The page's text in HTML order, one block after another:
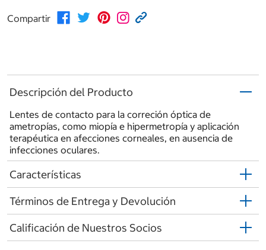
Compartir
Descripción del Producto
Lentes de contacto para la correción óptica de
ametropías, como miopía e hipermetropía y aplicación
terapéutica en afecciones corneales, en ausencia de
infecciones oculares.
Características
Términos de Entrega y Devolución
Calificación de Nuestros Socios